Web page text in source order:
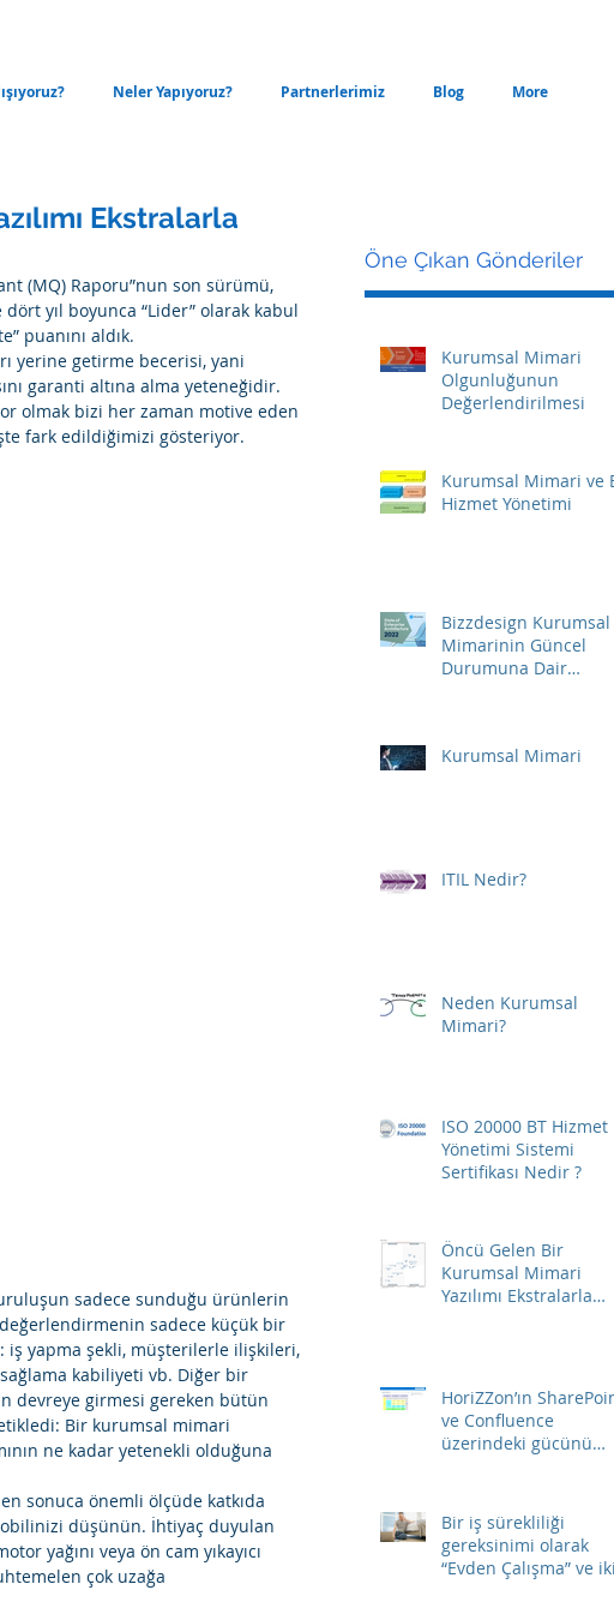
Neler Yapıyoruz? Partnerlerimiz Blog More
Ekstralarla
(MQ) Raporu”nun son sürümü,
yıl boyunca “Lider” olarak kabul
puanını aldık.
yerine getirme becerisi, yani
garanti altına alma yeteneğidir.
olmak bizi her zaman motive eden
fark edildiğimizi gösteriyor.
sadece sunduğu ürünlerin
sadece küçük bir
iş yapma şekli, müşterilerle ilişkileri,
kabiliyeti vb. Diğer bir
devreye girmesi gereken bütün
Bir kurumsal mimari
ne kadar yetenekli olduğuna
sonuca önemli ölçüde katkıda
düşünün. İhtiyaç duyulan
yağını veya ön cam yıkayıcı
çok uzağa
Öne Çıkan Gönderiler
Kurumsal Mimari
Olgunluğunun
Değerlendirilmesi
Kurumsal Mimari ve
Hizmet Yönetimi
Bizzdesign Kurumsal
Mimarinin Güncel
Durumuna Dair
Kurumsal Mimari
ITIL Nedir?
Neden Kurumsal
Mimari?
ISO 20000 BT Hizmet
Yönetimi Sistemi
Sertifikası Nedir ?
Öncü Gelen Bir
Kurumsal Mimari
Yazılımı Ekstralarla
HoriZZon’ın
ve Confluence
üzerindeki gücünü
Bir iş sürekliliği
gereksinimi olarak
“Evden Çalışma”​ ve iki